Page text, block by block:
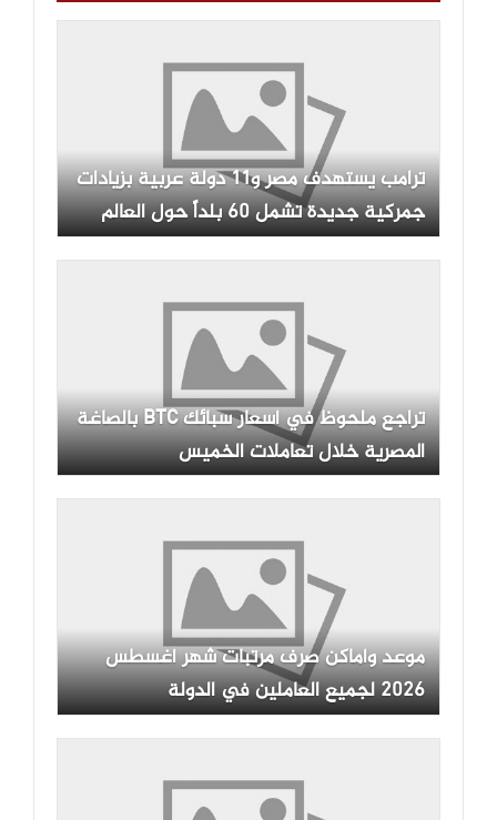
ترامب يستهدف مصر و11 دولة عربية بزيادات
جمركية جديدة تشمل 60 بلداً حول العالم
تراجع ملحوظ في أسعار سبائك BTC بالصاغة
المصرية خلال تعاملات الخميس
موعد وأماكن صرف مرتبات شهر أغسطس
2026 لجميع العاملين في الدولة